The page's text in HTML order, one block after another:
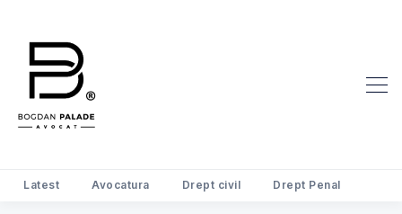
Latest Avocatura Drept civil Drept Penal